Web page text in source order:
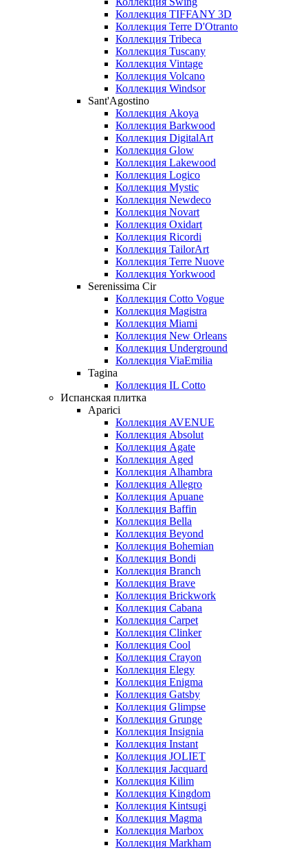
Коллекция TIFFANY 3D
Коллекция Terre D'Otranto
Коллекция Tribeca
Коллекция Tuscany
Коллекция Vintage
Коллекция Volcano
Коллекция Windsor
Sant'Agostino
Коллекция Akoya
Коллекция Barkwood
Коллекция DigitalArt
Коллекция Glow
Коллекция Lakewood
Коллекция Logico
Коллекция Mystic
Коллекция Newdeco
Коллекция Novart
Коллекция Oxidart
Коллекция Ricordi
Коллекция TailorArt
Коллекция Terre Nuove
Коллекция Yorkwood
Serenissima Cir
Коллекция Cotto Vogue
Коллекция Magistra
Коллекция Miami
Коллекция New Orleans
Коллекция Underground
Коллекция ViaEmilia
Tagina
Коллекция IL Cotto
Испанская плитка
Aparici
Коллекция AVENUE
Коллекция Absolut
Коллекция Agate
Коллекция Aged
Коллекция Alhambra
Коллекция Allegro
Коллекция Apuane
Коллекция Baffin
Коллекция Bella
Коллекция Beyond
Коллекция Bohemian
Коллекция Bondi
Коллекция Branch
Коллекция Brave
Коллекция Brickwork
Коллекция Cabana
Коллекция Carpet
Коллекция Clinker
Коллекция Cool
Коллекция Crayon
Коллекция Elegy
Коллекция Enigma
Коллекция Gatsby
Коллекция Glimpse
Коллекция Grunge
Коллекция Insignia
Коллекция Instant
Коллекция JOLIET
Коллекция Jacquard
Коллекция Kilim
Коллекция Kingdom
Коллекция Kintsugi
Коллекция Magma
Коллекция Marbox
Коллекция Markham